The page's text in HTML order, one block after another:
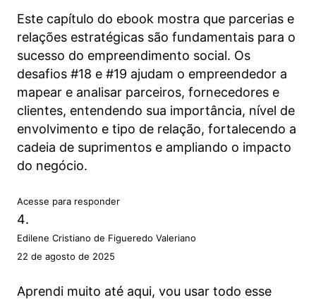
Este capítulo do ebook mostra que parcerias e
relações estratégicas são fundamentais para o
sucesso do empreendimento social. Os
desafios #18 e #19 ajudam o empreendedor a
mapear e analisar parceiros, fornecedores e
clientes, entendendo sua importância, nível de
envolvimento e tipo de relação, fortalecendo a
cadeia de suprimentos e ampliando o impacto
do negócio.
Acesse para responder
Edilene Cristiano de Figueredo Valeriano
22 de agosto de 2025
Aprendi muito até aqui, vou usar todo esse